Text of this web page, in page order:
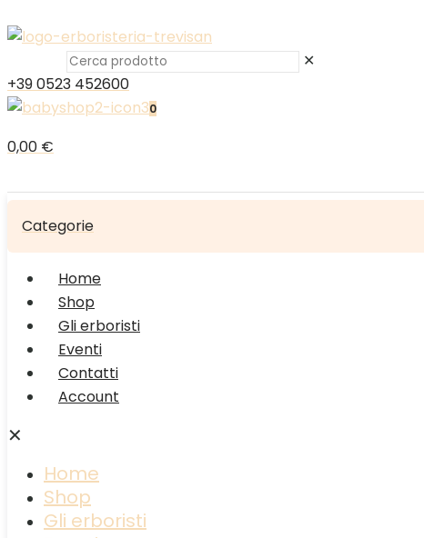
✕
+39 0523 452600
0
0,00 €
Categorie
Home
Shop
Gli erboristi
Eventi
Contatti
Account
✕
Home
Shop
Gli erboristi